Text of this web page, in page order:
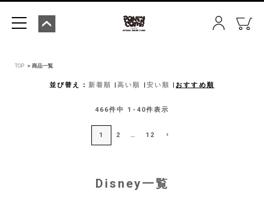
TOP 商品一覧
並び替え 新着順 高い順 安い順 おすすめ順
466件中 1 - 40件表示
1 2 … 12
Disney一覧